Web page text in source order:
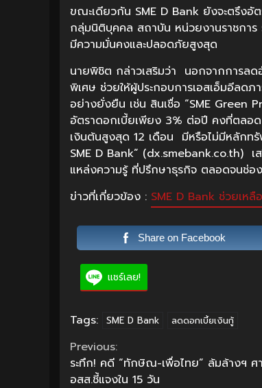
ขณะเดียวกัน SME D Bank ยังจะตรึงอั
กลุ่มนิติบุคคล สถาบัน หน่วยงานราชการ
มีความมั่นคงและปลอดภัยสูงสุด
นายพิชิต กล่าวเสริมว่า นอกจากการลด
พิเศษ ช่วยให้ผู้ประกอบการเอสเอ็มอีลด
อย่างยั่งยืน เช่น สินเชื่อ “SME Green
อัตราดอกเบี้ยเพียง 3% ต่อปี คงที่ตลอ
เงินต้นสูงสุด 12 เดือน มีหรือไม่มีหลักท
SME D Bank” (dx.smebank.co.th) เ
แหล่งความรู้ ที่ปรึกษาธุรกิจ ตลอดจนช่
ข่าวที่เกี่ยวข้อง : SME D Bank ช่วยเห
Share on Facebook
แชร์เลย!
Tags: SME D Bank ลดดอกเบี้ยเงินกู้
Continue
Reading
Previous:
ระทึก! คดี “ทักษิณ-เพื่อไทย” ล้มล้างฯ ศ
อสส.ชี้แจงใน 15 วัน